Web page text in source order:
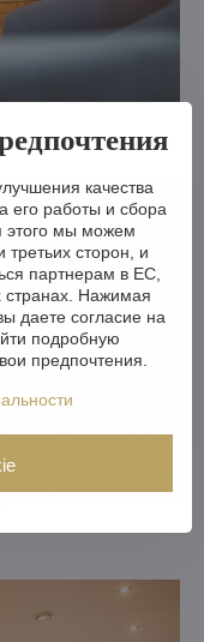
качества
его работы и сбора
этого мы можем
третьих сторон, и
партнерам в ЕС,
Нажимая
даете согласие на
подробную
предпочтения.